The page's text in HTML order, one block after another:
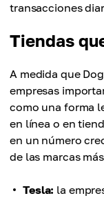
transacciones
Tiendas
A medida que
empresas
como una forma
en línea o en
en un número
de las marcas
Tesla: la